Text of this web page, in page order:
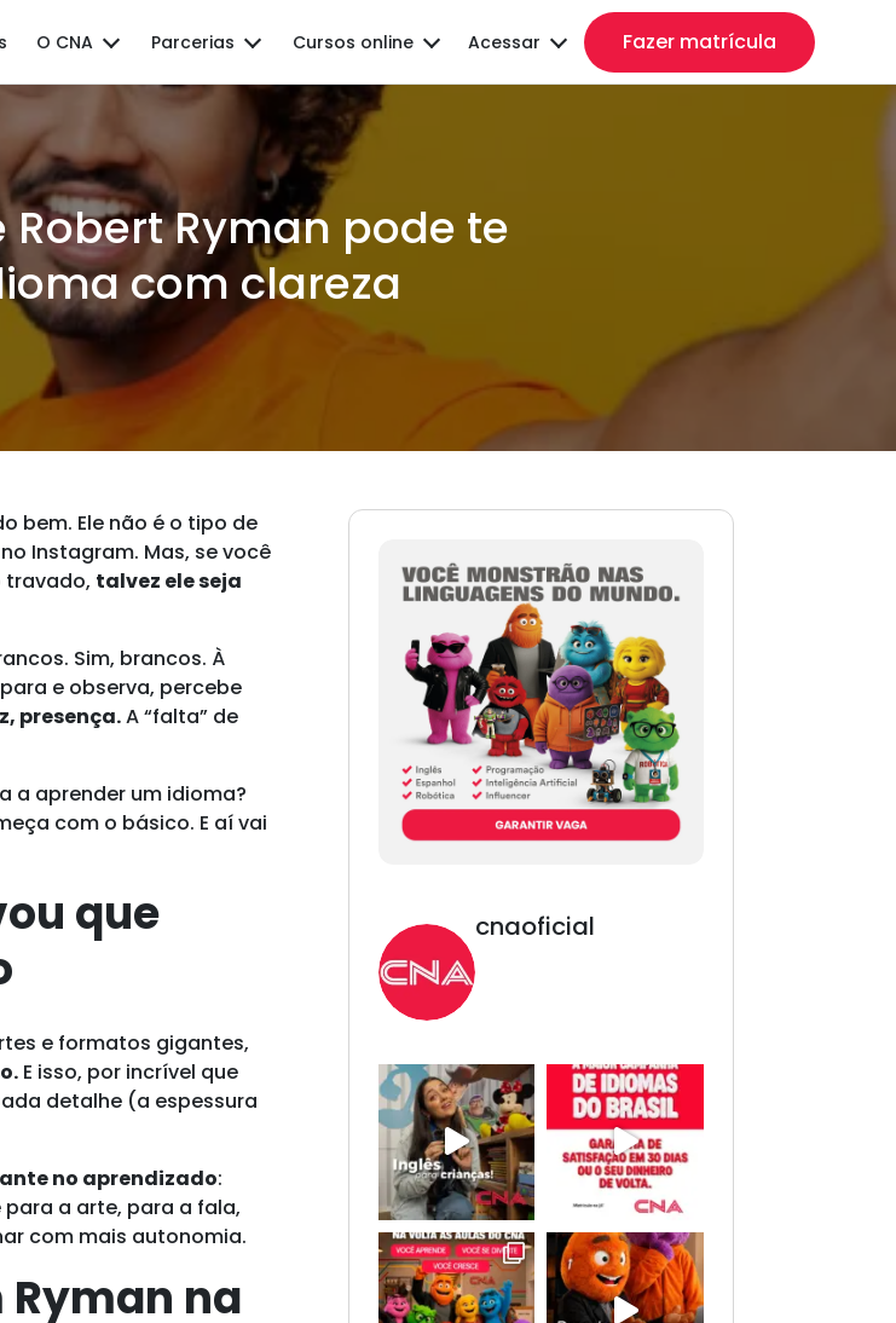
O CNA Parcerias Cursos online Acessar Fazer matrícula
Ryman pode te
com clareza
bem. Ele não é o tipo de
Instagram. Mas, se você
travado, talvez ele seja
Sim, brancos. À
e observa, percebe
presença.A “falta” de
a aprender um idioma?
com o básico. E aí vai
que
e formatos gigantes,
E isso, por incrível que
detalhe (a espessura
no aprendizado:
para a arte, para a fala,
com mais autonomia.
na
cnaoficial
tudo!